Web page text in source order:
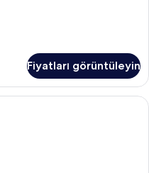
Fiyatları görüntüleyin